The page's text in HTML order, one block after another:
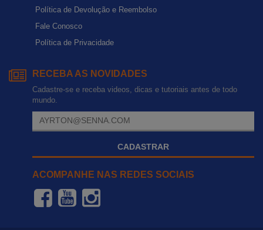
Política de Devolução e Reembolso
Fale Conosco
Política de Privacidade
RECEBA AS NOVIDADES
Cadastre-se e receba videos, dicas e tutoriais antes de todo
mundo.
CADASTRAR
ACOMPANHE NAS REDES SOCIAIS